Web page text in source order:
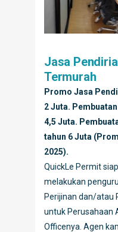
Jasa
Termurah
Promo Jasa
2 Juta.
4,5 Juta.
tahun 6 Juta
2025).
QuickLe Permit
melakukan
Perijinan dan/atau
untuk Perusahaan
Officenya. Agen